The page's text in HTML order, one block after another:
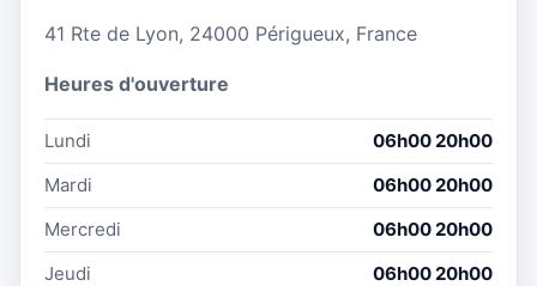
41 Rte de Lyon, 24000 Périgueux, France
Heures d'ouverture
Lundi
06h00 20h00
Mardi
06h00 20h00
Mercredi
06h00 20h00
Jeudi
06h00 20h00